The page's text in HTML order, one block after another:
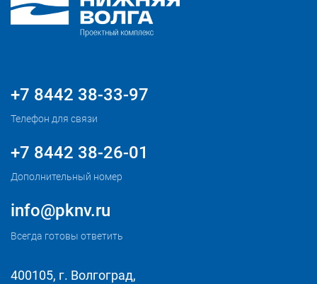
+7 8442 38-33-97
Телефон для связи
+7 8442 38-26-01
Дополнительный номер
info@pknv.ru
Всегда готовы ответить
400105, г. Волгоград,